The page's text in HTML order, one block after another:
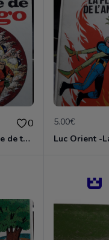
0
Luc Orient -Le maître de terango
5.00€